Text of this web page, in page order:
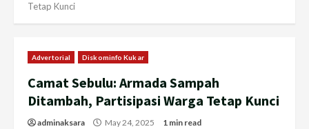
Tetap Kunci
Advertorial Diskominfo Kukar
Camat Sebulu: Armada Sampah
Ditambah, Partisipasi Warga Tetap Kunci
adminaksara May 24, 2025 1 min read